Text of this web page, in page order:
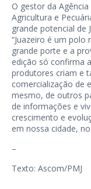
O gestor da
Agricultura e
grande potencial de
“Juazeiro é um polo
grande porte e a
edição só confirma
produtores criam e
comercialização de
mesmo, de outros
de informações e
crescimento e
em nossa cidade,
–
Texto: Ascom/PMJ